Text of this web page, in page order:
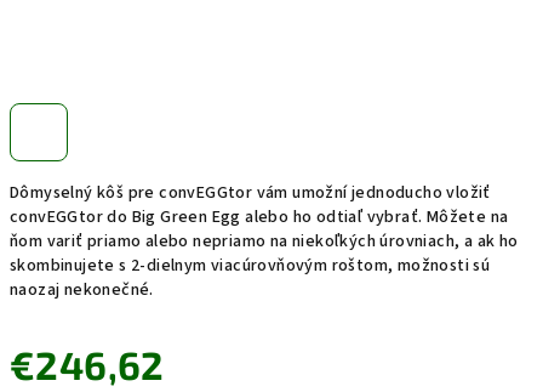
Dômyselný kôš pre convEGGtor vám umožní jednoducho vložiť
convEGGtor do Big Green Egg alebo ho odtiaľ vybrať. Môžete na
ňom variť priamo alebo nepriamo na niekoľkých úrovniach, a ak ho
skombinujete s 2-dielnym viacúrovňovým roštom, možnosti sú
naozaj nekonečné.
€246,62